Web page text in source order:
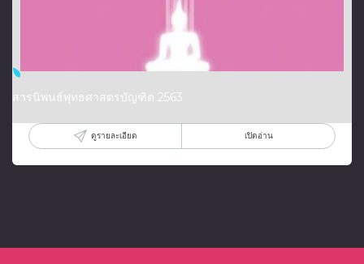
สารนิพนธ์พุทธศาสตรบัญฑิต 2563
ดูรายละเอียด เปิดอ่าน